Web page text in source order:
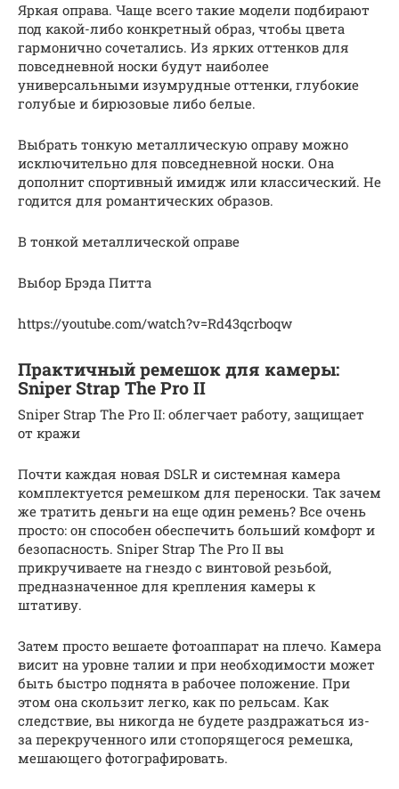
Яркая оправа. Чаще всего такие модели подбирают
под какой-либо конкретный образ, чтобы цвета
гармонично сочетались. Из ярких оттенков для
повседневной носки будут наиболее
универсальными изумрудные оттенки, глубокие
голубые и бирюзовые либо белые.
Выбрать тонкую металлическую оправу можно
исключительно для повседневной носки. Она
дополнит спортивный имидж или классический. Не
годится для романтических образов.
В тонкой металлической оправе
Выбор Брэда Питта
https://youtube.com/watch?v=Rd43qcrboqw
Практичный ремешок для камеры:
Sniper Strap The Pro II
Sniper Strap The Pro II: облегчает работу, защищает
от кражи
Почти каждая новая DSLR и системная камера
комплектуется ремешком для переноски. Так зачем
же тратить деньги на еще один ремень? Все очень
просто: он способен обеспечить больший комфорт и
безопасность. Sniper Strap The Pro II вы
прикручиваете на гнездо с винтовой резьбой,
предназначенное для крепления камеры к
штативу.
Затем просто вешаете фотоаппарат на плечо. Камера
висит на уровне талии и при необходимости может
быть быстро поднята в рабочее положение. При
этом она скользит легко, как по рельсам. Как
следствие, вы никогда не будете раздражаться из-
за перекрученного или стопорящегося ремешка,
мешающего фотографировать.